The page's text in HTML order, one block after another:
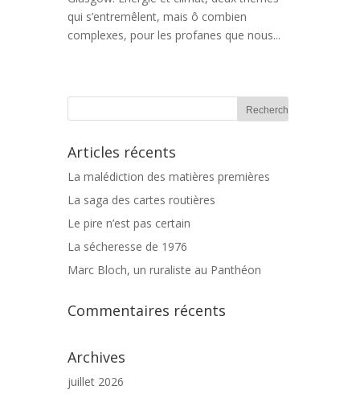
qui s’entremêlent, mais ô combien
complexes, pour les profanes que nous...
Articles récents
La malédiction des matières premières
La saga des cartes routières
Le pire n’est pas certain
La sécheresse de 1976
Marc Bloch, un ruraliste au Panthéon
Commentaires récents
Archives
juillet 2026